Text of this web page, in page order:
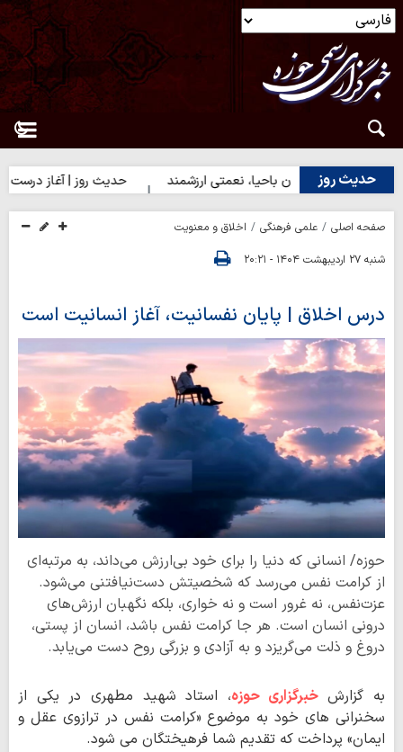
حدیث روز
روز | دختران باحیا، نعمتی ارزشمند حدیث روز | آغاز درست کارها
صفحه اصلی علمی فرهنگی
اخلاق و معنویت
شنبه ۲۷ اردیبهشت ۱۴۰۴ - ۲۰:۲۱
درس اخلاق | پایان نفسانیت، آغاز انسانیت است
حوزه/ انسانی که دنیا را برای خود بی‌ارزش می‌داند، به مرتبه‌ای
از کرامت نفس می‌رسد که شخصیتش دست‌نیافتنی می‌شود.
عزت‌نفس، نه غرور است و نه خواری، بلکه نگهبان ارزش‌های
درونی انسان است. هر جا کرامت نفس باشد، انسان از پستی،
دروغ و ذلت می‌گریزد و به آزادی و بزرگی روح دست می‌یابد.
به گزارشخبرگزاری حوزه، استاد شهید مطهری در یکی از
سخنرانی های خود به موضوع «کرامت نفس در ترازوی عقل و
ایمان» پرداخت که تقدیم شما فرهیختگان می شود.